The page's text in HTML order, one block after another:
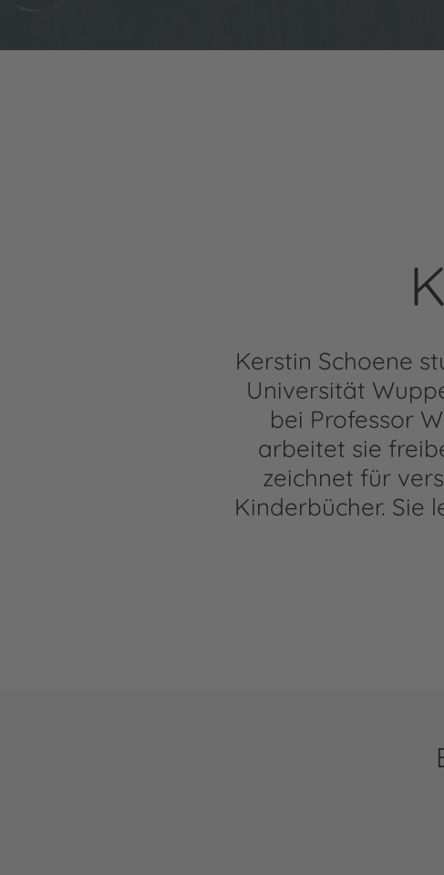
Kerstin Schoene
Universität
bei Professor
arbeitet sie
zeichnet für
Kinderbücher. Sie